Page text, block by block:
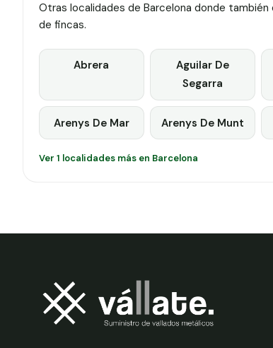
Otras localidades de Barcelona donde
de fincas.
Abrera
Aguilar De
Segarra
Arenys De Mar Arenys De Munt
Ver 1 localidades más en Barcelona